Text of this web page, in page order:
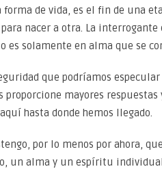
forma de vida, es el fin de una
nacer a otra. La
es solamente en alma que se
que podríamos
proporcione mayores
hasta donde hemos llegado.
por lo menos por ahora,
un alma y un espíritu